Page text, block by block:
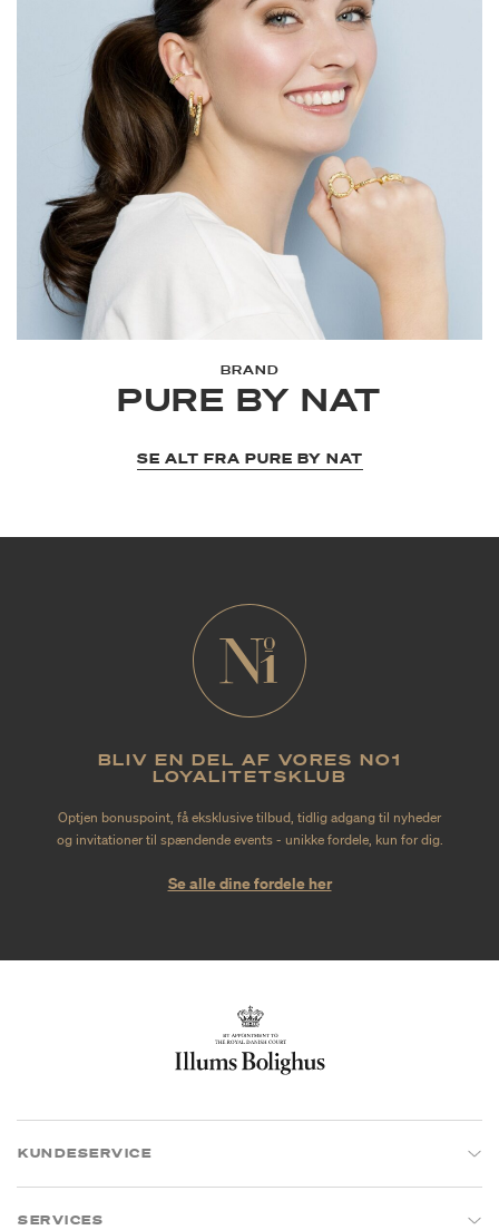
BRAND
PURE BY NAT
SE ALT FRA PURE BY NAT
BLIV EN DEL AF VORES NO1
LOYALITETSKLUB
Optjen bonuspoint, få eksklusive tilbud, tidlig adgang til nyheder
og invitationer til spændende events - unikke fordele, kun for dig.
Se alle dine fordele her
KUNDESERVICE
SERVICES